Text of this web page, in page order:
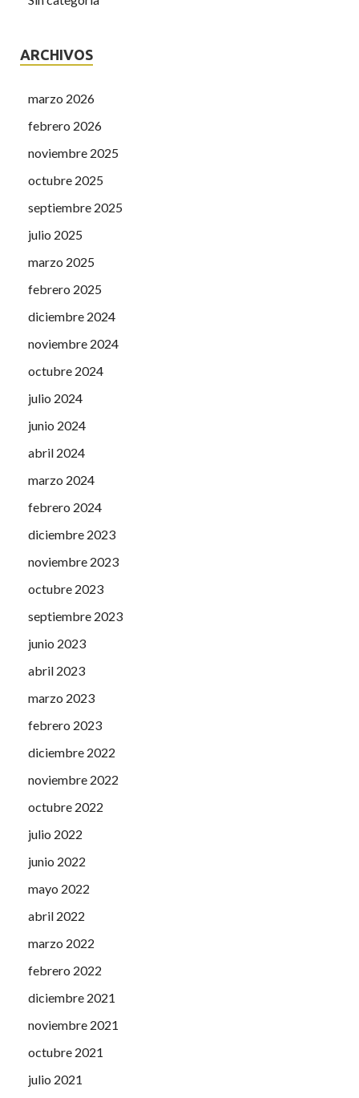
ARCHIVOS
marzo 2026
febrero 2026
noviembre 2025
octubre 2025
septiembre 2025
julio 2025
marzo 2025
febrero 2025
diciembre 2024
noviembre 2024
octubre 2024
julio 2024
junio 2024
abril 2024
marzo 2024
febrero 2024
diciembre 2023
noviembre 2023
octubre 2023
septiembre 2023
junio 2023
abril 2023
marzo 2023
febrero 2023
diciembre 2022
noviembre 2022
octubre 2022
julio 2022
junio 2022
mayo 2022
abril 2022
marzo 2022
febrero 2022
diciembre 2021
noviembre 2021
octubre 2021
julio 2021